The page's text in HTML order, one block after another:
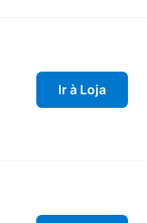
Ir à Loja